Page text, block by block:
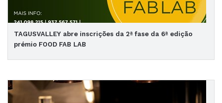
TAGUSVALLEY abre inscrições da 2ª fase da 6ª edição
prémio FOOD FAB LAB